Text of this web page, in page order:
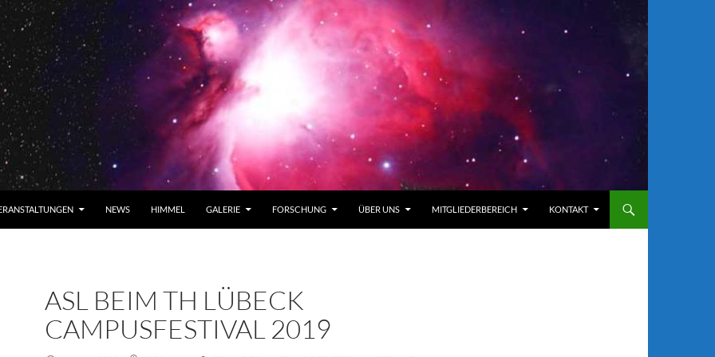
NEWS HIMMEL GALERIE FORSCHUNG ÜBER UNS MITGLIEDERBEREICH KONTAKT
ASL BEIM TH LÜBECK
CAMPUSFESTIVAL 2019